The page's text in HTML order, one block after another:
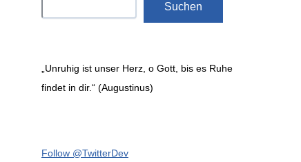
Suchen
„Unruhig ist unser Herz, o Gott, bis es Ruhe
findet in dir.“ (Augustinus)
Follow @TwitterDev